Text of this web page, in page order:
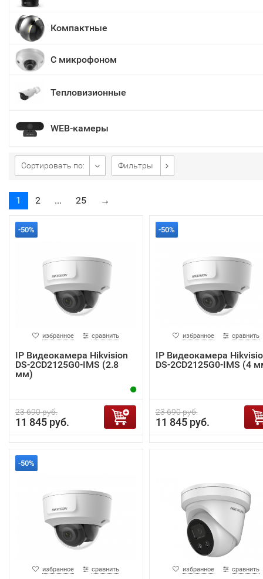
Компактные
С микрофоном
Тепловизионные
WEB-камеры
Сортировать по: Фильтры
1 2 ... 25 →
-50%
избранное сравнить
IP Видеокамера Hikvision
DS-2CD2125G0-IMS (2.8
мм)
23 690 руб.
11 845 руб.
-50%
избранное сравнить
IP Видеокамера
DS-2CD2125G0-IMS (4
23 690 руб.
11 845 руб.
-50%
избранное сравнить избранное сравнить